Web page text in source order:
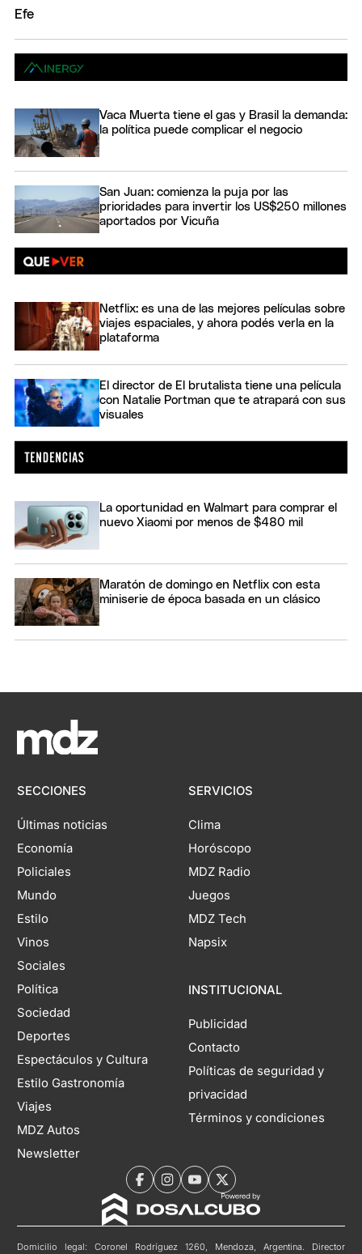
Vaca Muerta tiene el gas y Brasil la demanda:
la política puede complicar el negocio
San Juan: comienza la puja por las
prioridades para invertir los US$250 millones
aportados por Vicuña
Netflix: es una de las mejores películas sobre
viajes espaciales, y ahora podés verla en la
plataforma
El director de El brutalista tiene una película
con Natalie Portman que te atrapará con sus
visuales
La oportunidad en Walmart para comprar el
nuevo Xiaomi por menos de $480 mil
Maratón de domingo en Netflix con esta
miniserie de época basada en un clásico
SECCIONES
Últimas noticias
Economía
Policiales
Mundo
Estilo
Vinos
Sociales
Política
Sociedad
Deportes
Espectáculos y Cultura
Estilo Gastronomía
Viajes
MDZ Autos
Newsletter
SERVICIOS
Clima
Horóscopo
MDZ Radio
Juegos
MDZ Tech
Napsix
INSTITUCIONAL
Publicidad
Contacto
Políticas de seguridad y
privacidad
Términos y condiciones
Domicilio legal: Coronel Rodríguez 1260, Mendoza, Argentina. Director